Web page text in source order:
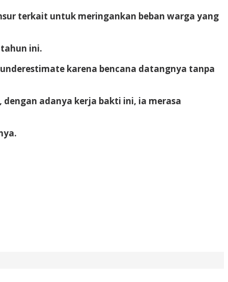
terkait untuk meringankan beban warga yang
ini.
karena bencana datangnya tanpa
adanya kerja bakti ini, ia merasa